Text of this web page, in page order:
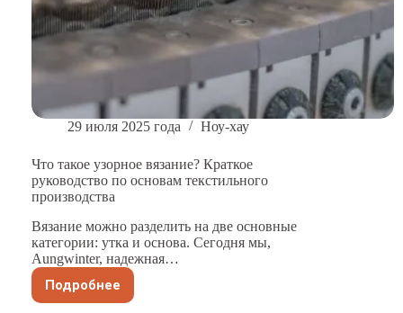
29 июля 2025 года Ноу-хау
Что такое узорное вязание? Краткое
руководство по основам текстильного
производства
Вязание можно разделить на две основные
категории: утка и основа. Сегодня мы,
Aungwinter, надежная…
Подробнее
Что
такое